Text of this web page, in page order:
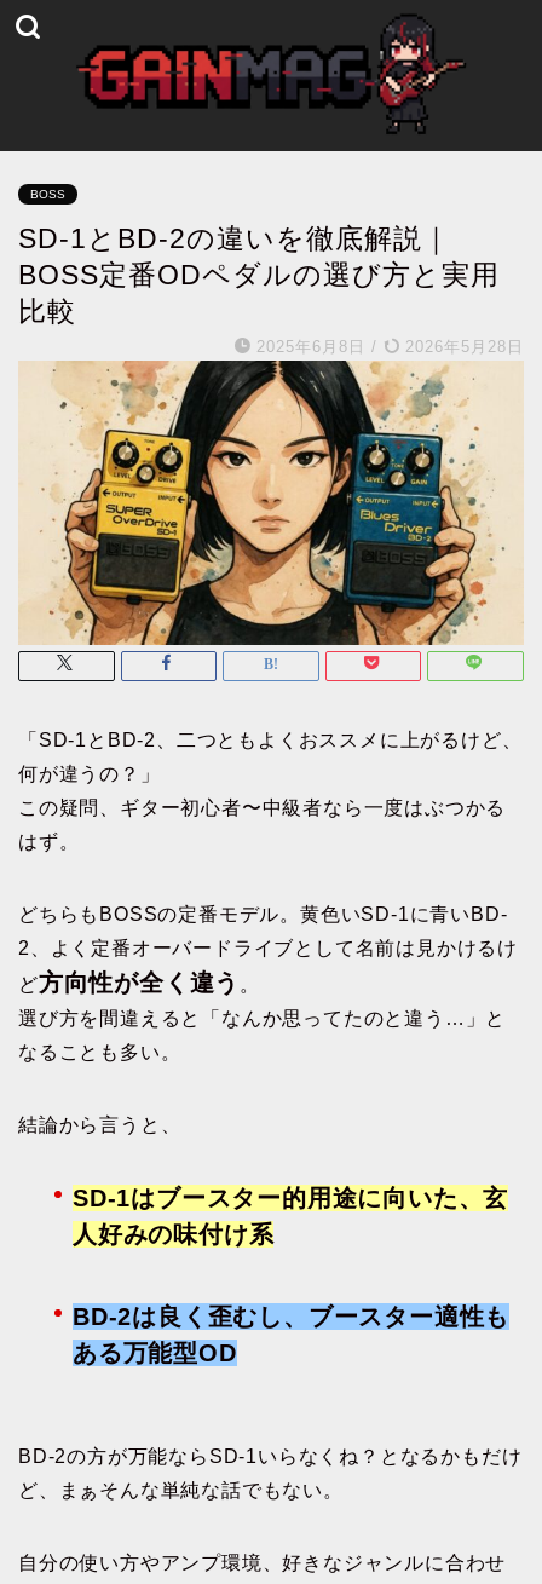
BOSS
SD-1とBD-2の違いを徹底解説｜
BOSS定番ODペダルの選び方と実用
比較
2025年6月8日 / 2026年5月28日
「SD-1とBD-2、二つともよくおススメに上がるけど、
何が違うの？」
この疑問、ギター初心者〜中級者なら一度はぶつかる
はず。
どちらもBOSSの定番モデル。黄色いSD-1に青いBD-
2、よく定番オーバードライブとして名前は見かけるけ
ど方向性が全く違う 。
選び方を間違えると「なんか思ってたのと違う…」と
なることも多い。
結論から言うと、
SD-1はブースター的用途に向いた、玄
人好みの味付け系
BD-2は良く歪むし、ブースター適性も
ある万能型OD
BD-2の方が万能ならSD-1いらなくね？となるかもだけ
ど、まぁそんな単純な話でもない。
自分の使い方やアンプ環境、好きなジャンルに合わせ